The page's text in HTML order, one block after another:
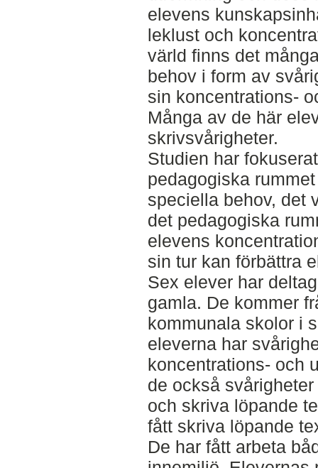
elevens
leklust och
värld finns det
behov i form av
sin koncentrations-
Många av de här
skrivsvårigheter.
Studien har
pedagogiska
speciella behov, det
det pedagogiska
elevens
sin tur kan förbättra
Sex elever har
gamla. De kommer
kommunala skolor i
eleverna har
koncentrations- och
de också
och skriva löpande
fått skriva löpande
De har fått arbeta